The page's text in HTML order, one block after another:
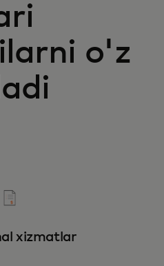
o'z
xizmatlar